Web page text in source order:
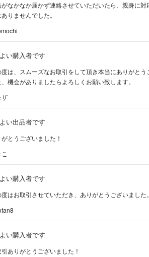
がなかなか届かず連絡させていただいたら、親身に
りませんでした。
よい購入者です
度は、スムーズなお取引をして頂き本当にありがとう
、機会がありましたらよろしくお願い致します。
ザ
よい出品者です
がとうございました！
よい購入者です
度はお取引させていただき、ありがとうございまし
よい購入者です
引ありがとうございました！